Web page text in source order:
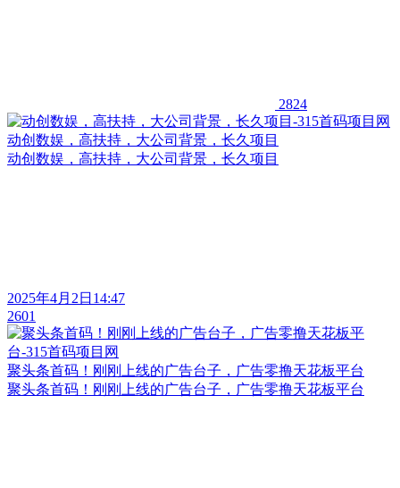
2824
动创数娱，高扶持，大公司背景，长久项目
动创数娱，高扶持，大公司背景，长久项目
2025年4月2日14:47
2601
聚头条首码！刚刚上线的广告台子，广告零撸天花板平台
聚头条首码！刚刚上线的广告台子，广告零撸天花板平台